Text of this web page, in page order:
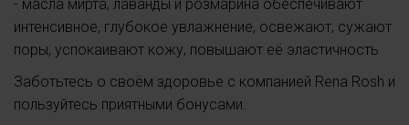
- масла мирта, лаванды и розмарина обеспечивают
интенсивное, глубокое увлажнение, освежают, сужают
поры, успокаивают кожу, повышают её эластичность
Заботьтесь о своём здоровье с компанией Rena Rosh и
пользуйтесь приятными бонусами.